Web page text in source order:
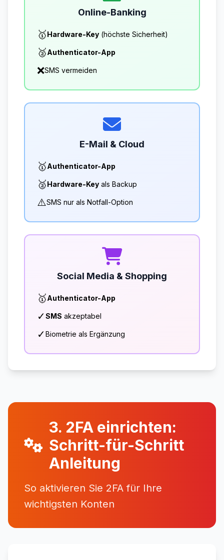
Online-Banking
🥇Hardware-Key (höchste Sicherheit)
🥈Authenticator-App
❌SMS vermeiden
E-Mail & Cloud
🥇Authenticator-App
🥈Hardware-Key als Backup
⚠️SMS nur als Notfall-Option
Social Media & Shopping
🥇Authenticator-App
✓SMS akzeptabel
✓Biometrie als Ergänzung
3. 2FA einrichten:
Schritt-für-Schritt
Anleitung
So aktivieren Sie 2FA für Ihre
wichtigsten Konten